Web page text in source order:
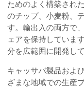
ためのよく構築され
のチップ、小麦粉、
す。輸出入の両方で
ェアを保持していま
分を広範囲に開発して
キャッサバ製品およ
ざまな地域での生産